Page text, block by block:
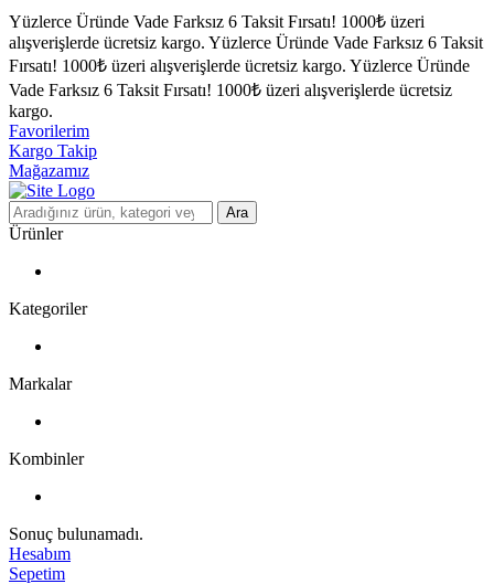
Yüzlerce Üründe Vade Farksız 6 Taksit Fırsatı! 1000₺ üzeri
alışverişlerde ücretsiz kargo. Yüzlerce Üründe Vade Farksız 6 Taksit
Fırsatı! 1000₺ üzeri alışverişlerde ücretsiz kargo. Yüzlerce Üründe
Vade Farksız 6 Taksit Fırsatı! 1000₺ üzeri alışverişlerde ücretsiz
kargo.
Favorilerim
Kargo Takip
Mağazamız
Ara
Ürünler
Kategoriler
Markalar
Kombinler
Sonuç bulunamadı.
Hesabım
Sepetim